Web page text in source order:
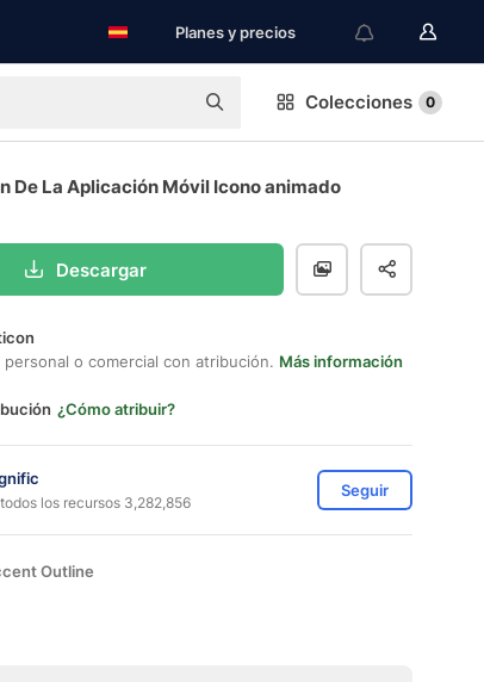
Planes y precios
Colecciones 0
De La Aplicación Móvil Icono animado
Descargar
personal o comercial con atribución. Más información
¿Cómo atribuir?
los recursos 3,282,856
Seguir
Outline